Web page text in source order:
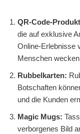
QR-Code-
die auf exklusive
Online-Erlebnisse
Menschen
Rubbelkarten:
Botschaften
und die Kunden
Magic Mugs:
verborgenes Bild